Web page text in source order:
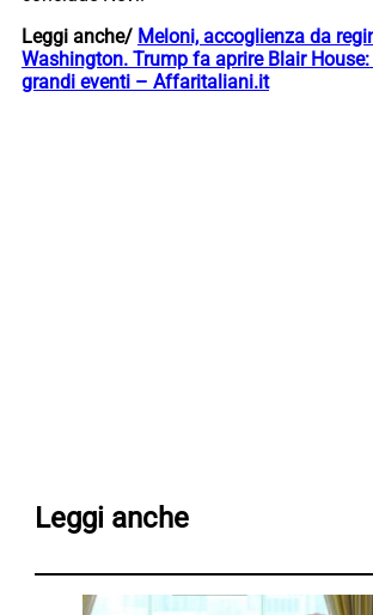
Leggi anche/ Meloni, accoglienza da
Washington. Trump fa aprire Blair
grandi eventi – Affaritaliani.it
Leggi anche